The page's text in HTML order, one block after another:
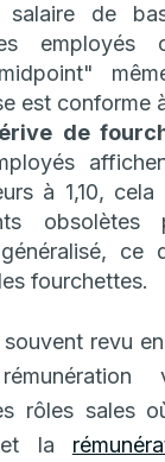
salaire de
employés
est conforme
de
à 1,10,
obsolètes
ce
fourchettes.
revu
rôles sales
la